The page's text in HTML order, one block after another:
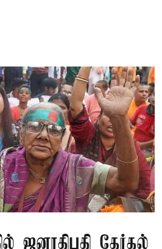
ஜனாதிபதி தேர்தல்